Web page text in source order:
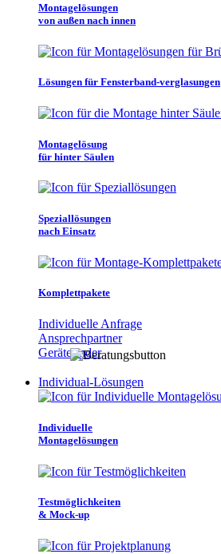
Montagelösungen
von außen nach innen
Lösungen für Fensterband-verglasungen
Montagelösung
für hinter Säulen
Speziallösungen
nach Einsatz
Komplettpakete
Individuelle Anfrage
Ansprechpartner
Gerätefinder
Individual-Lösungen
Individuelle
Montagelösungen
Testmöglichkeiten
& Mock-up